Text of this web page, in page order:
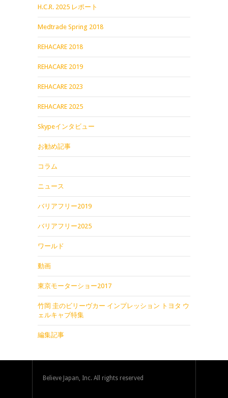
H.C.R. 2025 レポート
Medtrade Spring 2018
REHACARE 2018
REHACARE 2019
REHACARE 2023
REHACARE 2025
Skypeインタビュー
お勧め記事
コラム
ニュース
バリアフリー2019
バリアフリー2025
ワールド
動画
東京モーターショー2017
竹岡 圭のビリーヴカー インプレッション トヨタ ウ
ェルキャブ特集
編集記事